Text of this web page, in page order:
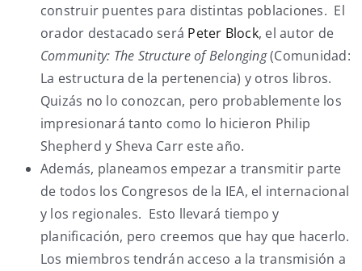
construir puentes para distintas poblaciones. El
orador destacado será Peter Block, el autor de
Community: The Structure of Belonging(Comunidad:
La estructura de la pertenencia) y otros libros.
Quizás no lo conozcan, pero probablemente los
impresionará tanto como lo hicieron Philip
Shepherd y Sheva Carr este año.
Además, planeamos empezar a transmitir parte
de todos los Congresos de la IEA, el internacional
y los regionales. Esto llevará tiempo y
planificación, pero creemos que hay que hacerlo.
Los miembros tendrán acceso a la transmisión a